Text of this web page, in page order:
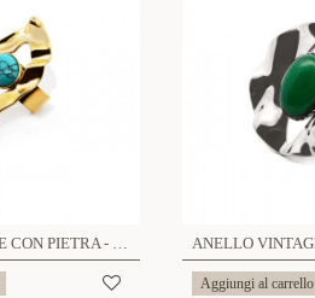
ANELLO VINTAGE CON PIETRA - WF2460A117
Aggiungi al carrello